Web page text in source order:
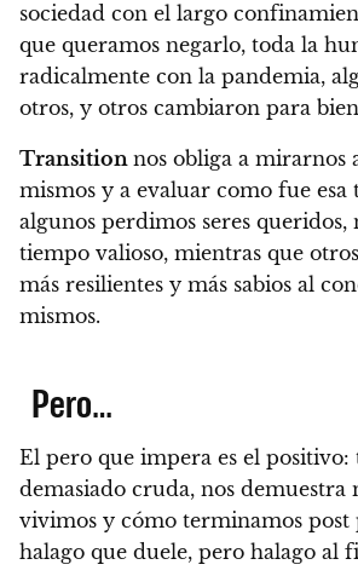
sociedad con el largo
que queramos negarlo, toda la
radicalmente con la pandemia,
otros, y otros cambiaron para
Transition nos obliga a mirarnos
mismos y a evaluar como fue esa
algunos perdimos seres queridos,
tiempo valioso, mientras que
más resilientes y más sabios al
mismos.
Pero…
El pero que impera es el positivo:
demasiado cruda, nos demuestra
vivimos y cómo terminamos post
halago que duele, pero halago al